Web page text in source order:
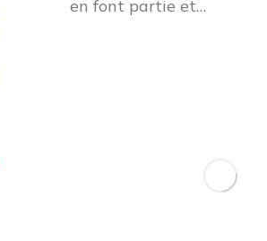
en font partie et…